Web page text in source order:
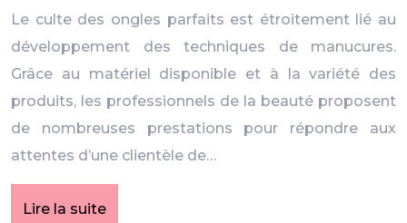
Le culte des ongles parfaits est étroitement lié au
développement des techniques de manucures.
Grâce au matériel disponible et à la variété des
produits, les professionnels de la beauté proposent
de nombreuses prestations pour répondre aux
attentes d’une clientèle de…
Lire la suite